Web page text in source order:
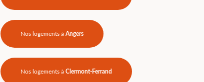
Nos logements à Angers
Nos logements à Clermont-Ferrand